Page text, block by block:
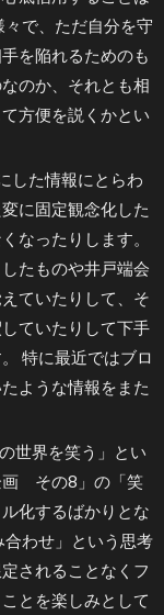
で、ただ自分を守
を陥れるためのも
のか、それとも相
方便を説くかとい
した情報にとらわ
に固定観念化した
なったりします。
たものや井戸端会
ていたりして、そ
ていたりして下手
特に最近ではブロ
ような情報をまた
世界を笑う」とい
画 その8」の「笑
化するばかりとな
合わせ」という思考
されることなくフ
とを楽しみとして